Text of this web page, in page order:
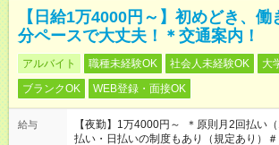
【日給1万4000円～】初めどき、働
分ペースで大丈夫！＊交通案内！
アルバイト 職種未経験OK 社会人未経験OK
大
ブランクOK
WEB登録・面接OK
給与
【夜勤】1万4000円～ ＊原則月2回払い
払い・日払いの制度もあり（規定あり）